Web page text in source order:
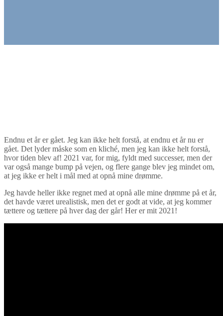
Endnu et år er gået. Jeg kan ikke helt forstå, at endnu et år nu er
gået. Det lyder måske som en kliché, men jeg kan ikke helt forstå,
hvor tiden blev af! 2021 var, for mig, fyldt med successer, men der
var også mange bump på vejen, og flere gange blev jeg mindet om,
at jeg ikke er helt i mål med at opnå mine drømme.
Jeg havde heller ikke regnet med at opnå alle mine drømme på et år,
det havde været urealistisk, men det er godt at vide, at jeg kommer
tættere og tættere på hver dag der går! Her er mit 2021!